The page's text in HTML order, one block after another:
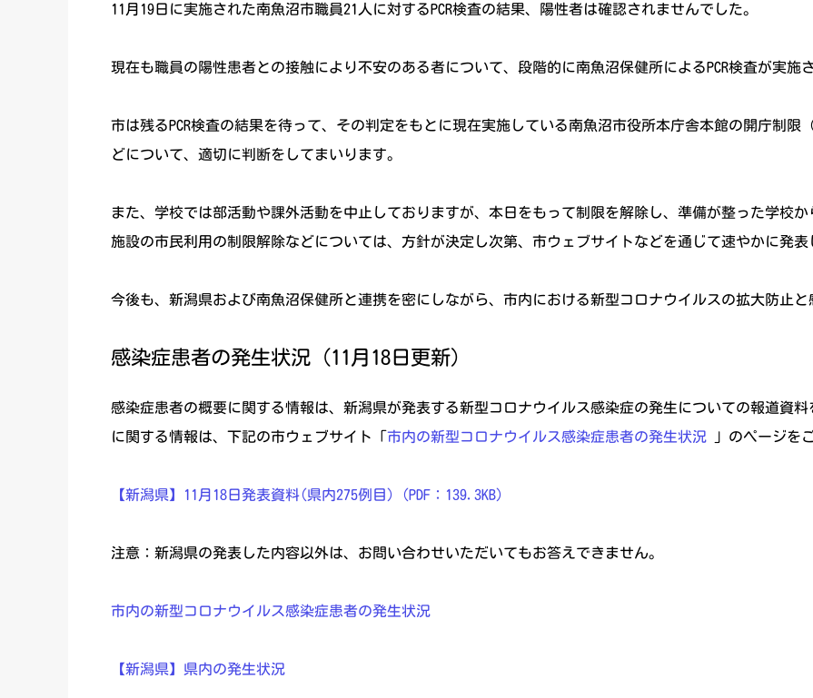
11月19日に実施された南魚沼市職員21人に対するPCR検査の結果、陽性者は確認されませんでした。
現在も職員の陽性患者との接触により不安のある者について、段階的に南魚沼保健所によるPCR検査が実施
市は残るPCR検査の結果を待って、その判定をもとに現在実施している南魚沼市役所本庁舎本館の開庁制限
どについて、適切に判断をしてまいります。
また、学校では部活動や課外活動を中止しておりますが、本日をもって制限を解除し、準備が整った学校
施設の市民利用の制限解除などについては、方針が決定し次第、市ウェブサイトなどを通じて速やかに発表
今後も、新潟県および南魚沼保健所と連携を密にしながら、市内における新型コロナウイルスの拡大防止と
感染症患者の発生状況（11月18日更新）
感染症患者の概要に関する情報は、新潟県が発表する新型コロナウイルス感染症の発生についての報道資
に関する情報は、下記の市ウェブサイト「市内の新型コロナウイルス感染症患者の発生状況 」のページを
【新潟県】11月18日発表資料(県内275例目)（PDF：139.3KB）
注意：新潟県の発表した内容以外は、お問い合わせいただいてもお答えできません。
市内の新型コロナウイルス感染症患者の発生状況
【新潟県】県内の発生状況